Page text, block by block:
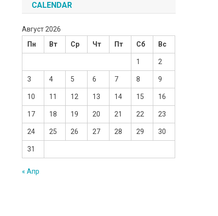
CALENDAR
Август 2026
Пн
Вт Ср Чт Пт Сб Вс
1 2
3 4 5 6 7 8 9
10 11 12 13 14 15 16
17 18 19 20 21 22 23
24 25 26 27 28 29 30
31
« Апр